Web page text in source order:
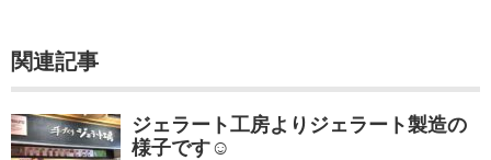
関連記事
ジェラート工房よりジェラート製造の
様子です☺